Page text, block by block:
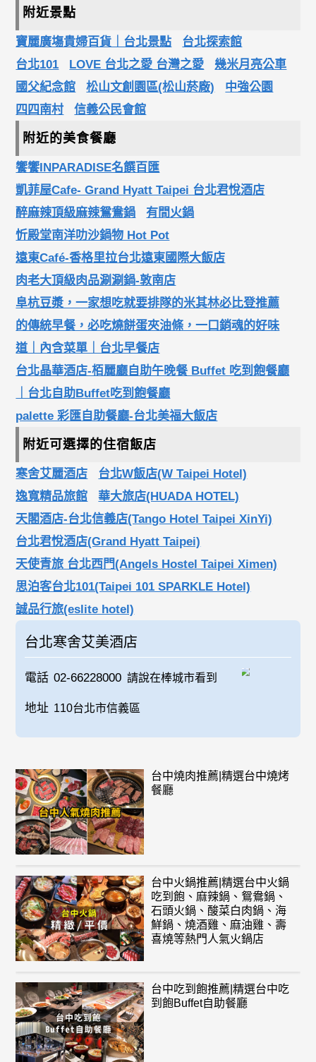
附近景點
寶麗廣塲貴婦百貨｜台北景點
台北探索館
台北101
LOVE 台北之愛 台灣之愛
幾米月亮公車
國父紀念館
松山文創園區(松山菸廠)
中強公園
四四南村
信義公民會館
附近的美食餐廳
饗饗INPARADISE名饌百匯
凱菲屋Cafe- Grand Hyatt Taipei 台北君悅酒店
醉麻辣頂級麻辣鴛鴦鍋
有間火鍋
忻殿堂南洋叻沙鍋物 Hot Pot
遠東Café-香格里拉台北遠東國際大飯店
肉老大頂級肉品涮涮鍋-敦南店
阜杭豆漿，一家想吃就要排隊的米其林必比登推薦
的傳統早餐，必吃燒餅蛋夾油條，一口銷魂的好味
道｜內含菜單｜台北早餐店
台北晶華酒店-栢麗廳自助午晚餐 Buffet 吃到飽餐廳
｜台北自助Buffet吃到飽餐廳
palette 彩匯自助餐廳-台北美福大飯店
附近可選擇的住宿飯店
寒舍艾麗酒店
台北W飯店(W Taipei Hotel)
逸寬精品旅館
華大旅店(HUADA HOTEL)
天閣酒店-台北信義店(Tango Hotel Taipei XinYi)
台北君悅酒店(Grand Hyatt Taipei)
天使青旅 台北西門(Angels Hostel Taipei Ximen)
思泊客台北101(Taipei 101 SPARKLE Hotel)
誠品行旅(eslite hotel)
台北寒舍艾美酒店
電話 02-66228000 請說在棒城市看到
地址 110台北市信義區
台中燒肉推薦|精選台中燒烤
餐廳
台中火鍋推薦|精選台中火鍋
吃到飽、麻辣鍋、鴛鴦鍋、
石頭火鍋、酸菜白肉鍋、海
鮮鍋、燒酒雞、麻油雞、壽
喜燒等熱門人氣火鍋店
台中吃到飽推薦|精選台中吃
到飽Buffet自助餐廳